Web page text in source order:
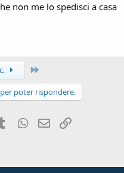
non me lo spedisci a casa
poter rispondere.
TumblrWhatsApp
e-mail